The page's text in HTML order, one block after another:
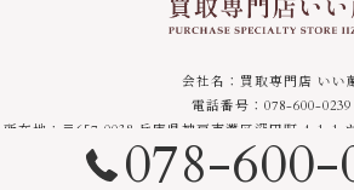
078-600-
会社名：買取専門店 いい
電話番号：078-600-0239
所在地：〒657-0038 兵庫県神戸市灘区深田町 4-1-1
営業時間：10:30 ～ 18:30
定休日：木曜日